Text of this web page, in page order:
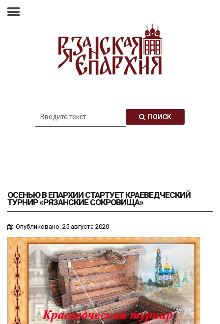
Митрополия ПОИСК
ОСЕНЬЮ В ЕПАРХИИ СТАРТУЕТ КРАЕВЕДЧЕСКИЙ
ТУРНИР «РЯЗАНСКИЕ СОКРОВИЩА»
Опубликовано: 25 августа 2020